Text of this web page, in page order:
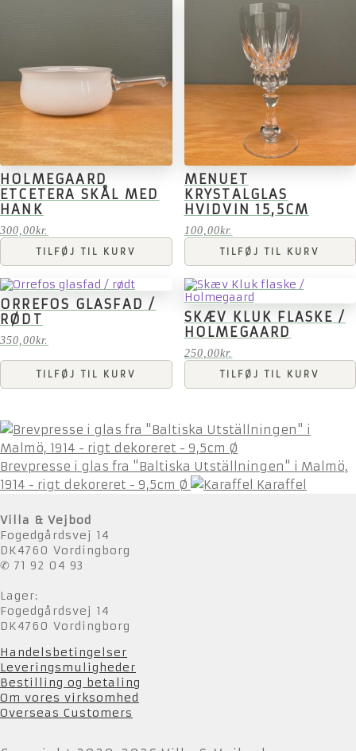
HOLMEGAARD
ETCETERA SKÅL MED
HANK
300,00kr.
TILFØJ TIL KURV
MENUET
KRYSTALGLAS
HVIDVIN 15,5CM
100,00kr.
TILFØJ TIL KURV
ORREFOS GLASFAD /
RØDT
350,00kr.
TILFØJ TIL KURV
SKÆV KLUK FLASKE /
HOLMEGAARD
250,00kr.
TILFØJ TIL KURV
Brevpresse i glas fra "Baltiska Utställningen" i Malmö,
1914 - rigt dekoreret - 9,5cm Ø
Karaffel
Villa & Vejbod
Fogedgårdsvej 14
DK4760 Vordingborg
✆ 71 92 04 93
Lager:
Fogedgårdsvej 14
DK4760 Vordingborg
Handelsbetingelser
Leveringsmuligheder
Bestilling og betaling
Om vores virksomhed
Overseas Customers